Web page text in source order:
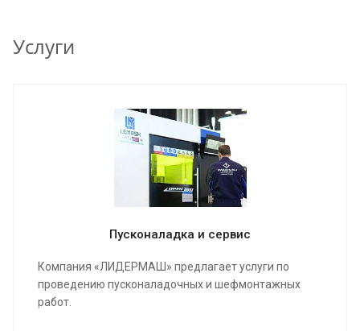
Услуги
Пусконаладка и сервис
Компания «ЛИДЕРМАШ» предлагает услуги по
проведению пусконаладочных и шефмонтажных
работ.